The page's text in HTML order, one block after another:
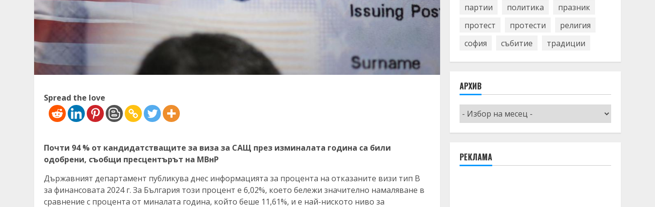
Spread the love
Почти 94 % от кандидатстващите за виза за САЩ през изминалата година са били
одобрени, съобщи пресцентърът на МВнР
Държавният департамент публикува днес информацията за процента на отказаните визи тип В
за финансовата 2024 г. За България този процент е 6,02%, което бележи значително намаляване в
сравнение с процента от миналата година, който беше 11,61%, и е най-ниското ниво за
партии
политика
празник
протест
протести
религия
софия
събитие традиции
АРХИВ
Архив
РЕКЛАМА